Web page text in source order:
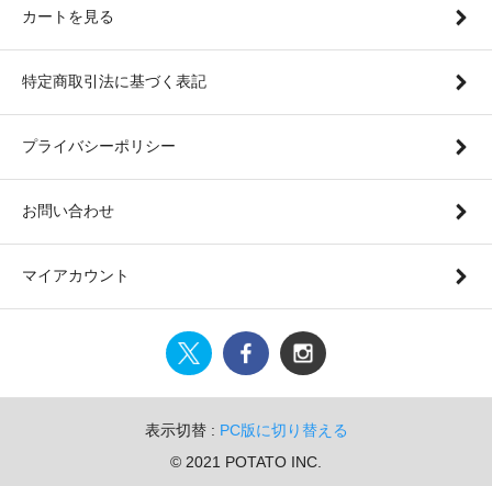
カートを見る
特定商取引法に基づく表記
プライバシーポリシー
お問い合わせ
マイアカウント
表示切替 : PC版に切り替える
© 2021 POTATO INC.